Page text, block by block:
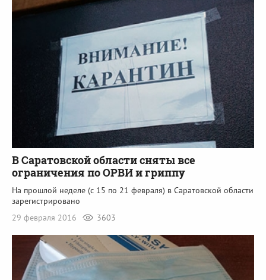
В Саратовской области сняты все
ограничения по ОРВИ и гриппу
На прошлой неделе (с 15 по 21 февраля) в Саратовской области
зарегистрировано
29 февраля 2016
3603